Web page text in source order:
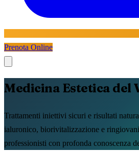
Prenota Online
Medicina Estetica del
Trattamenti iniettivi sicuri e risultati
ialuronico, biorivitalizzazione e
professionisti con profonda conoscenza